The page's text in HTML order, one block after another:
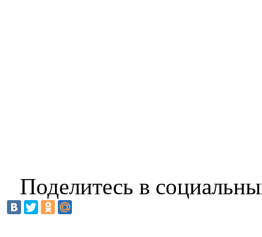
Поделитесь в